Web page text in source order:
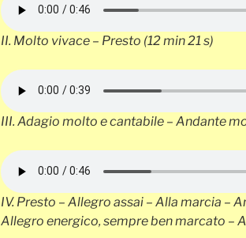
II. Molto vivace – Presto (12 min 21 s)
III. Adagio molto e cantabile – Andante
IV. Presto – Allegro assai – Alla marcia –
Allegro energico, sempre ben marcato –